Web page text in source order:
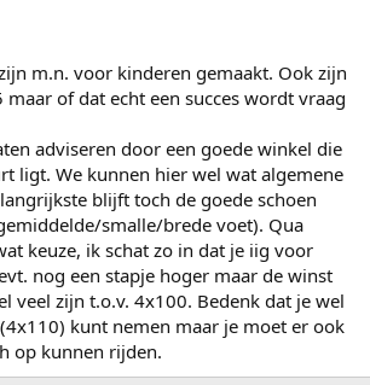
m.n. voor kinderen gemaakt. Ook zijn
of dat echt een succes wordt vraag
adviseren door een goede winkel die
ligt. We kunnen hier wel wat algemene
blijft toch de goede schoen
smalle/brede voet). Qua
keuze, ik schat zo in dat je iig voor
nog een stapje hoger maar de winst
veel zijn t.o.v. 4x100. Bedenk dat je wel
kunt nemen maar je moet er ook
op kunnen rijden.